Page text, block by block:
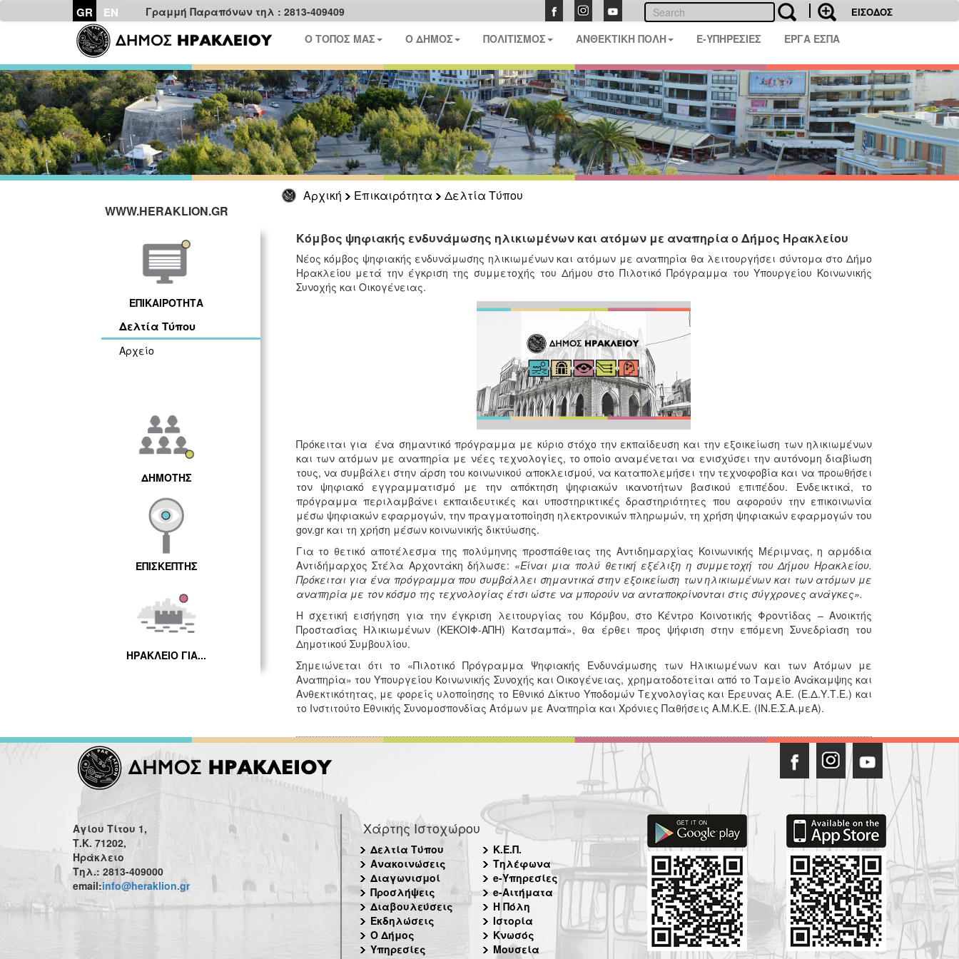
GR EN Γραμμή Παραπόνων τηλ : 2813-409409 ΕΙΣΟΔΟΣ
Ο ΤΟΠΟΣ ΜΑΣ Ο ΔΗΜΟΣ ΠΟΛΙΤΙΣΜΟΣ ΑΝΘΕΚΤΙΚΗ ΠΟΛΗ E-ΥΠΗΡΕΣΙΕΣ ΕΡΓΑ ΕΣΠΑ
Αρχική Επικαιρότητα
Δελτία Τύπου
WWW.HERAKLION.GR
ΕΠΙΚΑΙΡΟΤΗΤΑ
Δελτία Τύπου
Αρχείο
ΔΗΜΟΤΗΣ
ΕΠΙΣΚΕΠΤΗΣ
ΗΡΑΚΛΕΙΟ ΓΙΑ...
Κόμβος ψηφιακής ενδυνάμωσης ηλικιωμένων και ατόμων με αναπηρία ο Δήμος Ηρακλείου
Νέος κόμβος ψηφιακής ενδυνάμωσης ηλικιωμένων και ατόμων με αναπηρία θα λειτουργήσει σύντομα στο Δήμο
Ηρακλείου μετά την έγκριση της συμμετοχής του Δήμου στο Πιλοτικό Πρόγραμμα του Υπουργείου Κοινωνικής
Συνοχής και Οικογένειας.
Πρόκειται για ένα σημαντικό πρόγραμμα με κύριο στόχο την εκπαίδευση και την εξοικείωση των ηλικιωμένων
και των ατόμων με αναπηρία με νέες τεχνολογίες, το οποίο αναμένεται να ενισχύσει την αυτόνομη διαβίωση
τους, να συμβάλει στην άρση του κοινωνικού αποκλεισμού, να καταπολεμήσει την τεχνοφοβία και να προωθήσει
τον ψηφιακό εγγραμματισμό με την απόκτηση ψηφιακών ικανοτήτων βασικού επιπέδου. Ενδεικτικά, το
πρόγραμμα περιλαμβάνει εκπαιδευτικές και υποστηρικτικές δραστηριότητες που αφορούν την επικοινωνία
μέσω ψηφιακών εφαρμογών, την πραγματοποίηση ηλεκτρονικών πληρωμών, τη χρήση ψηφιακών εφαρμογών του
gov.gr και τη χρήση μέσων κοινωνικής δικτύωσης.
Για το θετικό αποτέλεσμα της πολύμηνης προσπάθειας της Αντιδημαρχίας Κοινωνικής Μέριμνας, η αρμόδια
Αντιδήμαρχος Στέλα Αρχοντάκη δήλωσε: «Είναι μια πολύ θετική εξέλιξη η συμμετοχή του Δήμου Ηρακλείου.
Πρόκειται για ένα πρόγραμμα που συμβάλλει σημαντικά στην εξοικείωση των ηλικιωμένων και των ατόμων με
αναπηρία με τον κόσμο της τεχνολογίας έτσι ώστε να μπορούν να ανταποκρίνονται στις σύγχρονες ανάγκες».
Η σχετική εισήγηση για την έγκριση λειτουργίας του Κόμβου, στο Κέντρο Κοινοτικής Φροντίδας – Ανοικτής
Προστασίας Ηλικιωμένων (ΚΕΚΟΙΦ-ΑΠΗ) Κατσαμπά», θα έρθει προς ψήφιση στην επόμενη Συνεδρίαση του
Δημοτικού Συμβουλίου.
Σημειώνεται ότι το «Πιλοτικό Πρόγραμμα Ψηφιακής Ενδυνάμωσης των Ηλικιωμένων και των Ατόμων με
Αναπηρία» του Υπουργείου Κοινωνικής Συνοχής και Οικογένειας, χρηματοδοτείται από το Ταμείο Ανάκαμψης και
Ανθεκτικότητας, με φορείς υλοποίησης το Εθνικό Δίκτυο Υποδομών Τεχνολογίας και Έρευνας Α.Ε. (Ε.Δ.Υ.Τ.Ε.) και
το Ινστιτούτο Εθνικής Συνομοσπονδίας Ατόμων με Αναπηρία και Χρόνιες Παθήσεις Α.Μ.Κ.Ε. (ΙΝ.Ε.Σ.Α.μεΑ).
Αγίου Τίτου 1,
Τ.Κ. 71202,
Ηράκλειο
Τηλ.: 2813-409000
email:info@heraklion.gr
Χάρτης Ιστοχώρου
Δελτία Τύπου
Ανακοινώσεις
Διαγωνισμοί
Προσλήψεις
Διαβουλεύσεις
Εκδηλώσεις
Ο Δήμος
Υπηρεσίες
Κ.Ε.Π.
Τηλέφωνα
e-Υπηρεσίες
e-Αιτήματα
Η Πόλη
Ιστορία
Κνωσός
Μουσεία